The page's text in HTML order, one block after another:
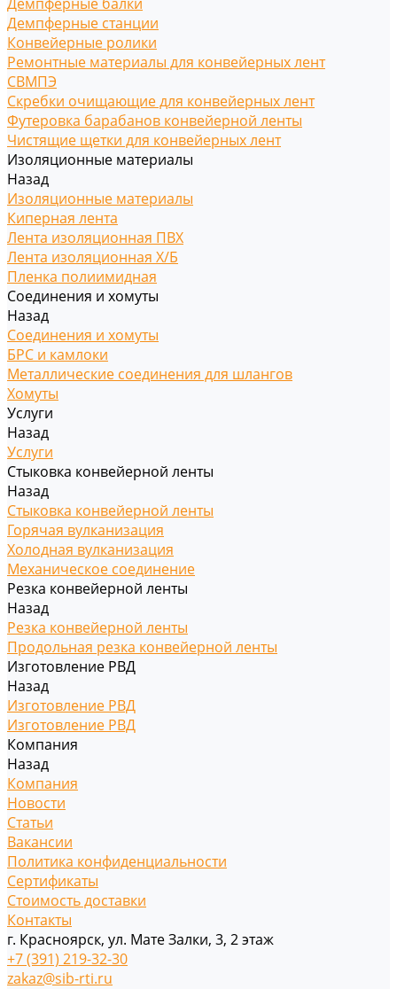
Демпферные станции
Конвейерные ролики
Ремонтные материалы для конвейерных лент
СВМПЭ
Скребки очищающие для конвейерных лент
Футеровка барабанов конвейерной ленты
Чистящие щетки для конвейерных лент
Изоляционные материалы
Назад
Изоляционные материалы
Киперная лента
Лента изоляционная ПВХ
Лента изоляционная Х/Б
Пленка полиимидная
Соединения и хомуты
Назад
Соединения и хомуты
БРС и камлоки
Металлические соединения для шлангов
Хомуты
Услуги
Назад
Услуги
Стыковка конвейерной ленты
Назад
Стыковка конвейерной ленты
Горячая вулканизация
Холодная вулканизация
Механическое соединение
Резка конвейерной ленты
Назад
Резка конвейерной ленты
Продольная резка конвейерной ленты
Изготовление РВД
Назад
Изготовление РВД
Изготовление РВД
Компания
Назад
Компания
Новости
Статьи
Вакансии
Политика конфиденциальности
Сертификаты
Стоимость доставки
Контакты
г. Красноярск, ул. Мате Залки, 3, 2 этаж
+7 (391) 219-32-30
zakaz@sib-rti.ru